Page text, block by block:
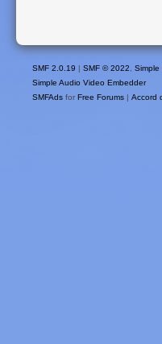
SMF 2.0.19 | SMF © 2022
Simple
Simple Audio Video Embedder
SMFAds for Free Forums | Accord